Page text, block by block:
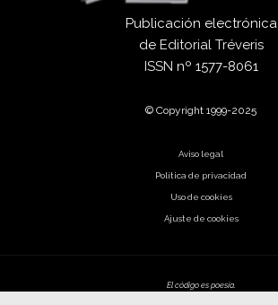
Publicación electrónica
de Editorial Tréveris
ISSN nº 1577-8061
© Copyright 1999-2025
Aviso legal
Política de privacidad
Uso de cookies
Ajuste de cookies
El código es poesía.